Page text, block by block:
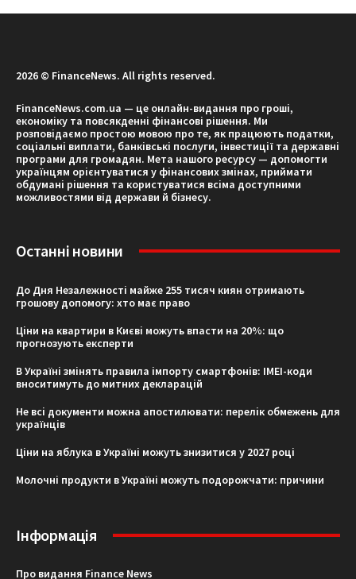
2026 © FinanceNews. All rights reserved.
FinanceNews.com.ua — це онлайн-видання про гроші,
економіку та повсякденні фінансові рішення. Ми
розповідаємо простою мовою про те, як працюють податки,
соціальні виплати, банківські послуги, інвестиції та державні
програми для громадян. Мета нашого ресурсу — допомогти
українцям орієнтуватися у фінансових змінах, приймати
обдумані рішення та користуватися всіма доступними
можливостями від держави й бізнесу.
Останні новини
До Дня Незалежності майже 255 тисяч киян отримають
грошову допомогу: хто має право
Ціни на квартири в Києві можуть впасти на 20%: що
прогнозують експерти
В Україні змінять правила імпорту смартфонів: IMEI-коди
вноситимуть до митних декларацій
Не всі документи можна апостилювати: перелік обмежень для
українців
Ціни на яблука в Україні можуть знизитися у 2027 році
Молочні продукти в Україні можуть подорожчати: причини
Інформація
Про видання Finance News